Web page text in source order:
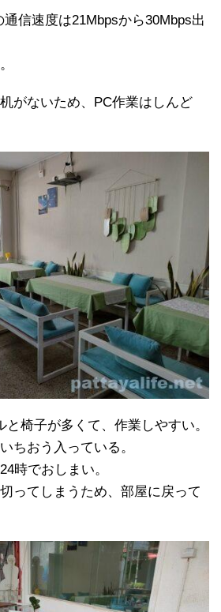
信速度は21Mbpsから30Mbps出
がないため、PC作業はしんど
椅子が多くて、作業しやすい。
ちおう入っている。
時でおしまい。
ってしまうため、部屋に戻って